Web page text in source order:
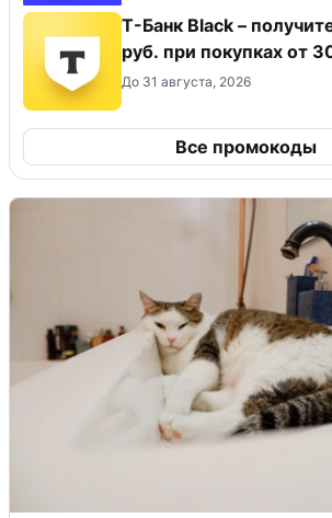
Т-Банк Black –
руб. при покупках от
До 31 августа, 2026
Все промокоды